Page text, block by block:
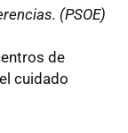
(PSOE)
de
cuidado